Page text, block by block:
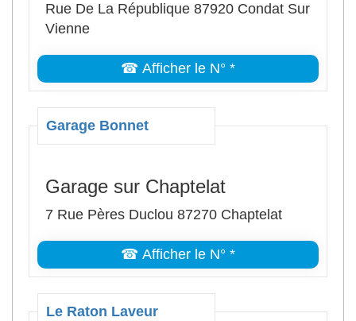
Rue De La République 87920 Condat Sur
Vienne
☎ Afficher le N° *
Garage Bonnet
Garage sur Chaptelat
7 Rue Pères Duclou 87270 Chaptelat
☎ Afficher le N° *
Le Raton Laveur